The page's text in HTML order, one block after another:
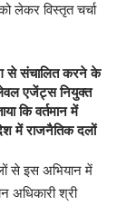
लेकर विस्तृत चर्चा
से संचालित करने के
एजेंट्स नियुक्त
कि वर्तमान में
में राजनैतिक दलों
से इस अभियान में
अधिकारी श्री